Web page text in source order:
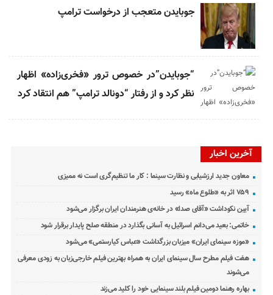
جوبایدن متعجب از درخواست ترامپ
“جوبایدن”در خصوص ترور «فخری‌زاده» اظهار
نظر کرد و از رفتار “دونالد ترامپ” هم انتقاد کرد
آخرین اخبار
معاون جدید ارزشیابی و نظارت سینما : کار ما تنظیم‌گری است نه ممیزی
۷۵۹ اثر به «طلوع ماه» رسید
آیین نکوداشت «آقای صدا» در خانه‌ی هنرمندان ایران برگزار می‌شود
خاتمی: بعید می‌دانم اسرائیل به آسانی بگذارد در منطقه صلح پایدار برقرار شود
«موزه سینمای ایران» میزبان بزرگداشت «عباس کیارستمی» می‌شود
هفت فیلم مطرح سال سینمای ایران به همراه بهترین فیلم خارجی‌زبان به زودی معرفی
می‌شوند
بهاره رهنما دومین فیلم بلند سینمایی خود را کلید می‌زند